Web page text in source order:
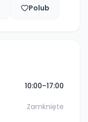
Polub
10:00–17:00
Zamknięte